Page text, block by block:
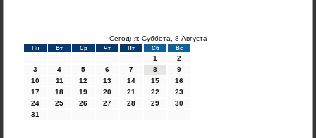
Сегодня: Суббота, 8 Августа
Пн Вт Ср Чт Пт Сб Вс
1
2
3
4 5 6 7 8
9
10
11 12 13 14 15
16
17
18 19 20 21 22
23
24
25 26 27 28 29
30
31